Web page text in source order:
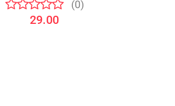
(0)
29.00